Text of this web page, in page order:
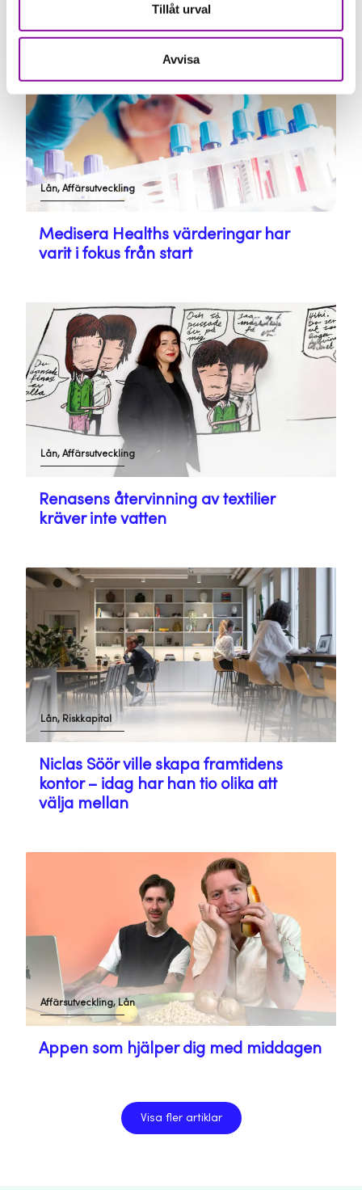
Tillåt urval
Avvisa
Medisera Healths värderingar har
varit i fokus från start
Lån, Affärsutveckling
Renasens återvinning av textilier
kräver inte vatten
Lån, Affärsutveckling
Niclas Söör ville skapa framtidens
kontor – idag har han tio olika att
välja mellan
Lån, Riskkapital
Appen som hjälper dig med middagen
Affärsutveckling, Lån
Visa fler artiklar